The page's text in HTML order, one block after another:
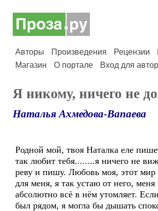
Авторы Произведения Рецензии
Магазин
О портале Вход для
Я никому, ничего не
Наталья Ахмедова-Вапаева
Родной мой, твоя Наталка еле
так любит тебя........я ничего не
реву и пишу. Любовь моя, этот мир
для меня, я так устаю от него, меня
абсолютно всё в нём утомляет.
был рядом, я могла бы дышать